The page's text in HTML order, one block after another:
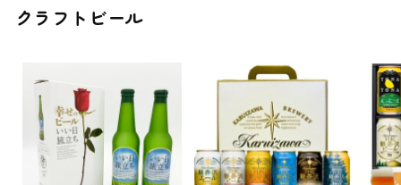
格
クラフトビール